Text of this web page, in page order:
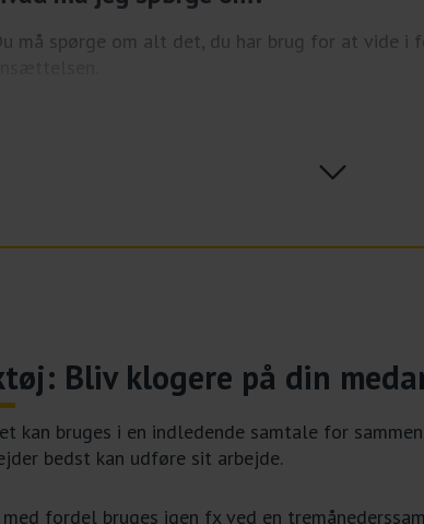
må spørge om alt det, du har brug for at vide
kompetencer optimalt. Det er en stor hjælp – både
Fold ud;
Bliv klogere på din
kan bruges i en indledende samtale for
bedst kan udføre sit arbejde.
fordel bruges igen fx ved en